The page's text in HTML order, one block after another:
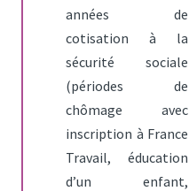
années de
cotisation à la
sécurité sociale
(périodes de
chômage avec
inscription à France
Travail, éducation
d’un enfant,